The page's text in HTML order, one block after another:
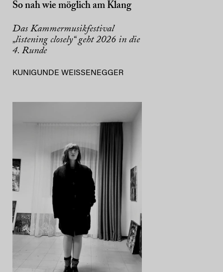
So nah wie möglich am Klang
Das Kammermusikfestival
„listening closely“ geht 2026 in die
4. Runde
KUNIGUNDE WEISSENEGGER